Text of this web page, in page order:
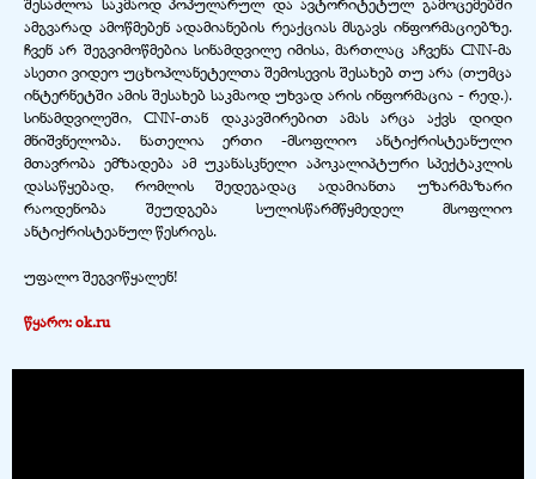
ამგვარად ამოწმებენ ადამიანების რეაქციას მსგავს ინფორმაციებზე.
ჩვენ არ შეგვიმოწმებია სინამდვილე იმისა, მართლაც აჩვენა CNN-მა
ასეთი ვიდეო უცხოპლანეტელთა შემოსევის შესახებ თუ არა (თუმცა
ინტერნეტში ამის შესახებ საკმაოდ უხვად არის ინფორმაცია - რედ.).
სინამდვილეში, CNN-თან დაკავშირებით ამას არცა აქვს დიდი
მნიშვნელობა. ნათელია ერთი -მსოფლიო ანტიქრისტეანული
მთავრობა ემზადება ამ უკანასკნელი აპოკალიპტური სპექტაკლის
დასაწყებად, რომლის შედეგადაც ადამიანთა უზარმაზარი
რაოდენობა შეუდგება სულისწარმწყმედელ მსოფლიო
ანტიქრისტეანულ წესრიგს.
უფალო შეგვიწყალენ!
წყარო: ok.ru